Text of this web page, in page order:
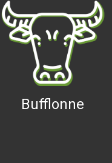
Bufflonne